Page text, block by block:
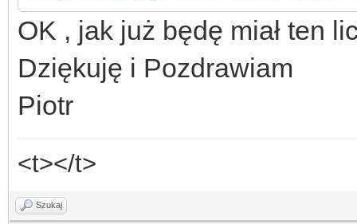
OK , jak już będę miał ten
Dziękuję i Pozdrawiam
Piotr
<t></t>
Szukaj